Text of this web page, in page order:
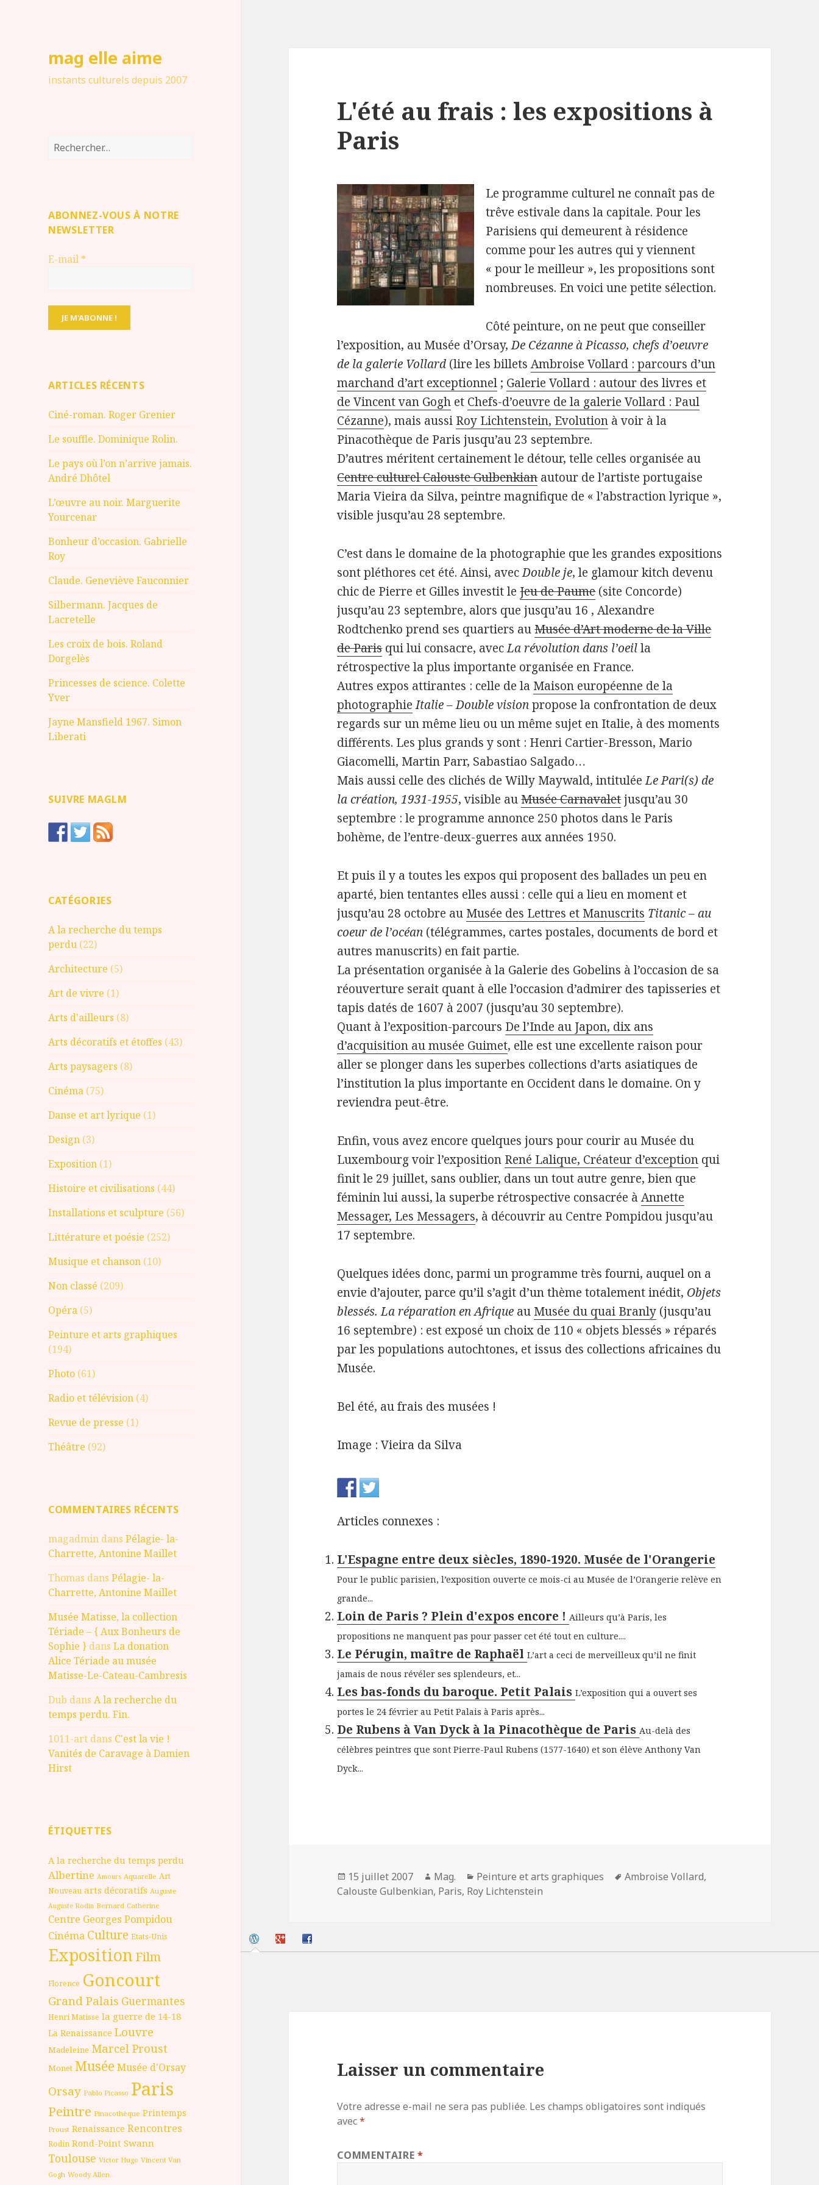
mag elle aime
instants culturels depuis 2007
Rechercher :
ABONNEZ-VOUS À NOTRE
NEWSLETTER
E-mail *
ARTICLES RÉCENTS
Ciné-roman. Roger Grenier
Le souffle. Dominique Rolin.
Le pays où l’on n’arrive jamais.
André Dhôtel
L’œuvre au noir. Marguerite
Yourcenar
Bonheur d’occasion. Gabrielle
Roy
Claude. Geneviève Fauconnier
Silbermann. Jacques de
Lacretelle
Les croix de bois. Roland
Dorgelès
Princesses de science. Colette
Yver
Jayne Mansfield 1967. Simon
Liberati
SUIVRE MAGLM
CATÉGORIES
A la recherche du temps
perdu (22)
Architecture (5)
Art de vivre (1)
Arts d'ailleurs (8)
Arts décoratifs et étoffes (43)
Arts paysagers (8)
Cinéma (75)
Danse et art lyrique (1)
Design (3)
Exposition (1)
Histoire et civilisations (44)
Installations et sculpture (56)
Littérature et poésie (252)
Musique et chanson (10)
Non classé (209)
Opéra (5)
Peinture et arts graphiques
(194)
Photo (61)
Radio et télévision (4)
Revue de presse (1)
Théâtre (92)
COMMENTAIRES RÉCENTS
magadmin dansPélagie- la-
Charrette, Antonine Maillet
Thomas dansPélagie- la-
Charrette, Antonine Maillet
Musée Matisse, la collection
Tériade – { Aux Bonheurs de
Sophie } dansLa donation
Alice Tériade au musée
Matisse-Le-Cateau-Cambresis
Dub dansA la recherche du
temps perdu. Fin.
1011-art dans C'est la vie !
Vanités de Caravage à Damien
Hirst
ÉTIQUETTES
A la recherche du temps perdu
Albertine Amours Aquarelle Art
Nouveau arts décoratifs Auguste
Auguste Rodin Bernard Catherine
Centre Georges Pompidou
Cinéma Culture Etats-Unis
ExpositionFilm
Florence Goncourt
Grand Palais Guermantes
Henri Matisse la guerre de 14-18
La Renaissance Louvre
Madeleine Marcel Proust
Monet Musée Musée d'Orsay
Orsay Pablo Picasso Paris
Peintre Pinacothèque Printemps
Proust Renaissance Rencontres
Rodin Rond-Point Swann
Toulouse Victor Hugo Vincent Van
Gogh Woody Allen
L'été au frais : les expositions à
Paris
Le programme culturel ne connaît pas de
trêve estivale dans la capitale. Pour les
Parisiens qui demeurent à résidence
comme pour les autres qui y viennent
« pour le meilleur », les propositions sont
nombreuses. En voici une petite sélection.
Côté peinture, on ne peut que conseiller
l’exposition, au Musée d’Orsay,De Cézanne à Picasso, chefs d’oeuvre
de la galerie Vollard (lire les billetsAmbroise Vollard : parcours d’un
marchand d’art exceptionnel ; Galerie Vollard : autour des livres et
de Vincent van Gogh et Chefs-d’oeuvre de la galerie Vollard : Paul
Cézanne), mais aussi Roy Lichtenstein, Evolution à voir à la
Pinacothèque de Paris jusqu’au 23 septembre.
D’autres méritent certainement le détour, telle celles organisée au
Centre culturel Calouste Gulbenkianautour de l’artiste portugaise
Maria Vieira da Silva, peintre magnifique de « l’abstraction lyrique »,
visible jusqu’au 28 septembre.
C’est dans le domaine de la photographie que les grandes expositions
sont pléthores cet été. Ainsi, avecDouble je, le glamour kitch devenu
chic de Pierre et Gilles investit leJeu de Paume(site Concorde)
jusqu’au 23 septembre, alors que jusqu’au 16 , Alexandre
Rodtchenko prend ses quartiers auMusée d’Art moderne de la Ville
de Parisqui lui consacre, avecLa révolution dans l’oeilla
rétrospective la plus importante organisée en France.
Autres expos attirantes : celle de la Maison européenne de la
photographie Italie – Double visionpropose la confrontation de deux
regards sur un même lieu ou un même sujet en Italie, à des moments
différents. Les plus grands y sont : Henri Cartier-Bresson, Mario
Giacomelli, Martin Parr, Sabastiao Salgado…
Mais aussi celle des clichés de Willy Maywald, intituléeLe Pari(s) de
la création, 1931-1955, visible auMusée Carnavaletjusqu’au 30
septembre : le programme annonce 250 photos dans le Paris
bohème, de l’entre-deux-guerres aux années 1950.
Et puis il y a toutes les expos qui proposent des ballades un peu en
aparté, bien tentantes elles aussi : celle qui a lieu en moment et
jusqu’au 28 octobre au Musée des Lettres et Manuscrits Titanic – au
coeur de l’océan (télégrammes, cartes postales, documents de bord et
autres manuscrits) en fait partie.
La présentation organisée à la Galerie des Gobelins à l’occasion de sa
réouverture serait quant à elle l’occasion d’admirer des tapisseries et
tapis datés de 1607 à 2007 (jusqu’au 30 septembre).
Quant à l’exposition-parcours De l’Inde au Japon, dix ans
d’acquisition au musée Guimet, elle est une excellente raison pour
aller se plonger dans les superbes collections d’arts asiatiques de
l’institution la plus importante en Occident dans le domaine. On y
reviendra peut-être.
Enfin, vous avez encore quelques jours pour courir au Musée du
Luxembourg voir l’exposition René Lalique, Créateur d’exception qui
finit le 29 juillet, sans oublier, dans un tout autre genre, bien que
féminin lui aussi, la superbe rétrospective consacrée àAnnette
Messager, Les Messagers, à découvrir au Centre Pompidou jusqu’au
17 septembre.
Quelques idées donc, parmi un programme très fourni, auquel on a
envie d’ajouter, parce qu’il s’agit d’un thème totalement inédit, Objets
blessés. La réparation en Afrique au Musée du quai Branly (jusqu’au
16 septembre) : est exposé un choix de 110 « objets blessés » réparés
par les populations autochtones, et issus des collections africaines du
Musée.
Bel été, au frais des musées !
Image : Vieira da Silva
Articles connexes :
L'Espagne entre deux siècles, 1890-1920. Musée de l'Orangerie
Pour le public parisien, l’exposition ouverte ce mois-ci au Musée de l’Orangerie relève en
grande...
Loin de Paris ? Plein d'expos encore !Ailleurs qu’à Paris, les
propositions ne manquent pas pour passer cet été tout en culture....
Le Pérugin, maître de RaphaëlL’art a ceci de merveilleux qu’il ne finit
jamais de nous révéler ses splendeurs, et...
Les bas-fonds du baroque. Petit PalaisL’exposition qui a ouvert ses
portes le 24 février au Petit Palais à Paris après...
De Rubens à Van Dyck à la Pinacothèque de ParisAu-delà des
célèbres peintres que sont Pierre-Paul Rubens (1577-1640) et son élève Anthony Van
Dyck...
Publié
le
15 juillet 2007 Auteur
Mag. Catégories
Peinture et arts graphiques
Mots-
Ambroise Vollard,
Calouste Gulbenkian, Paris, Roy Lichtenstein
Laisser un commentaire
Votre adresse e-mail ne sera pas publiée. Les champs obligatoires sont indiqués
avec*
COMMENTAIRE*